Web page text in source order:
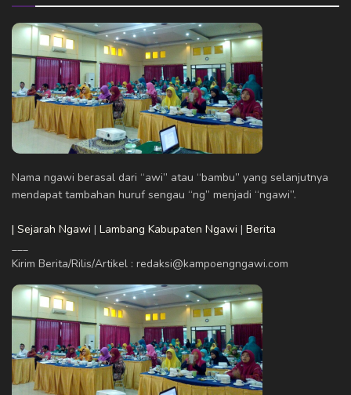
Nama ngawi berasal dari “awi” atau “bambu” yang selanjutnya
mendapat tambahan huruf sengau “ng” menjadi “ngawi”.
| Sejarah Ngawi | Lambang Kabupaten Ngawi | Berita
___
Kirim Berita/Rilis/Artikel : redaksi@kampoengngawi.com